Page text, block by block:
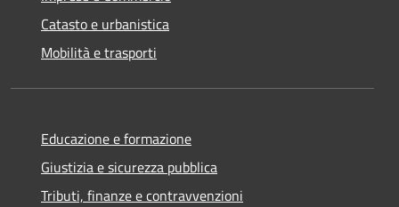
Catasto e urbanistica
Mobilità e trasporti
Educazione e formazione
Giustizia e sicurezza pubblica
Tributi, finanze e contravvenzioni